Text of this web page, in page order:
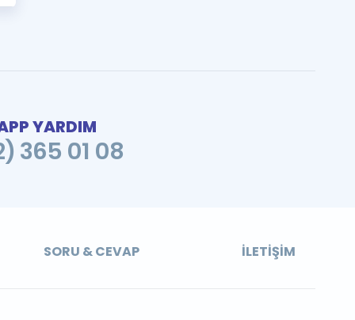
YARDIM
365 01 08
SORU & CEVAP İLETIŞIM